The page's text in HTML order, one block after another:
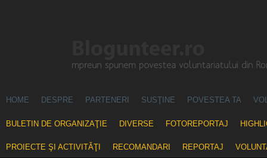
HOME DESPRE PARTENERI SUSŢINE POVESTEA TA
BULETIN DE ORGANIZAŢIE DIVERSE FOTOREPORTAJ
PROIECTE ŞI ACTIVITĂŢI RECOMANDARI REPORTAJ